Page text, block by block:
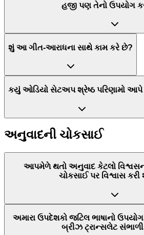
હજી પણ તેનો ઉપયોગ
શું આ ગીત-આરાધના સાથે કામ કરે છે?
કયું ઓડિયો સેટઅપ શ્રેષ્ઠ પરિણામો
અનુવાદની ચોકસાઈ
આપમેળે થતો અનુવાદ કેટલો
ચોકસાઈ પર વિશ્વાસ કરી
અમારા ઉપદેશકો જટિલ ભાષાનો
બ્રીઝ ટ્રાન્સલેટ